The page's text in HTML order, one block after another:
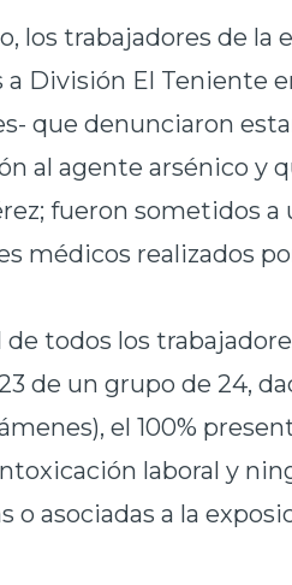
los trabajadores de
a División El Teniente
que denunciaron
al agente arsénico y
fueron sometidos
médicos realizados
de todos los
de un grupo de 24,
el 100%
laboral y
o asociadas a la